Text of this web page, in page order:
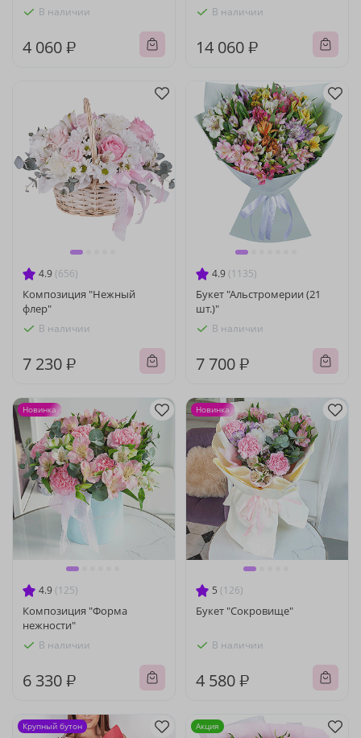
В наличии
4 060 ₽
В наличии
14 060 ₽
4.9 (656)
Композиция "Нежный
флер"
В наличии
7 230 ₽
4.9 (1135)
Букет "Альстромерии (21
шт.)"
В наличии
7 700 ₽
4.9 (125)
Композиция "Форма
нежности"
В наличии
6 330 ₽
Новинка
5 (126)
Букет "Сокровище"
В наличии
4 580 ₽
Новинка
Крупный бутон Акция